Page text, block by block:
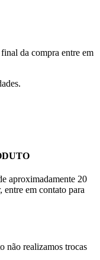
da compra entre em
aproximadamente 20
entre em contato para
não realizamos trocas